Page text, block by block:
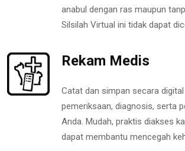
anabul dengan ras maupun
Silsilah Virtual ini tidak dapat
Rekam Medis
Catat dan simpan secara
pemeriksaan, diagnosis, serta
Anda. Mudah, praktis diakses
dapat membantu mencegah